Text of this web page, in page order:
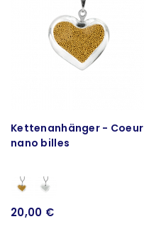
Kettenanhänger - Coeur
nano billes
20,00 €